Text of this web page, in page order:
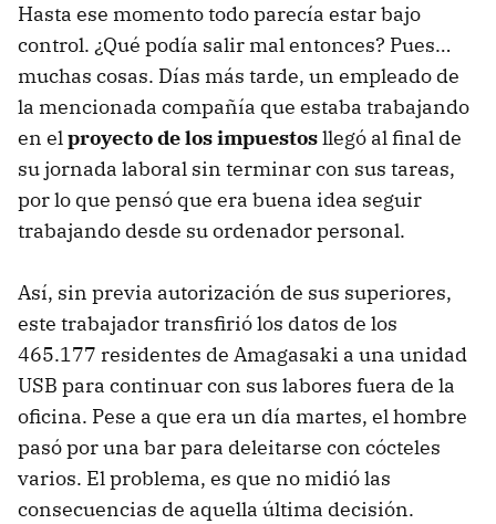
Hasta ese momento todo parecía estar bajo
control. ¿Qué podía salir mal entonces? Pues…
muchas cosas. Días más tarde, un empleado de
la mencionada compañía que estaba trabajando
en elproyecto de los impuestosllegó al final de
su jornada laboral sin terminar con sus tareas,
por lo que pensó que era buena idea seguir
trabajando desde su ordenador personal.
Así, sin previa autorización de sus superiores,
este trabajador transfirió los datos de los
465.177 residentes de Amagasaki a una unidad
USB para continuar con sus labores fuera de la
oficina. Pese a que era un día martes, el hombre
pasó por una bar para deleitarse con cócteles
varios. El problema, es que no midió las
consecuencias de aquella última decisión.